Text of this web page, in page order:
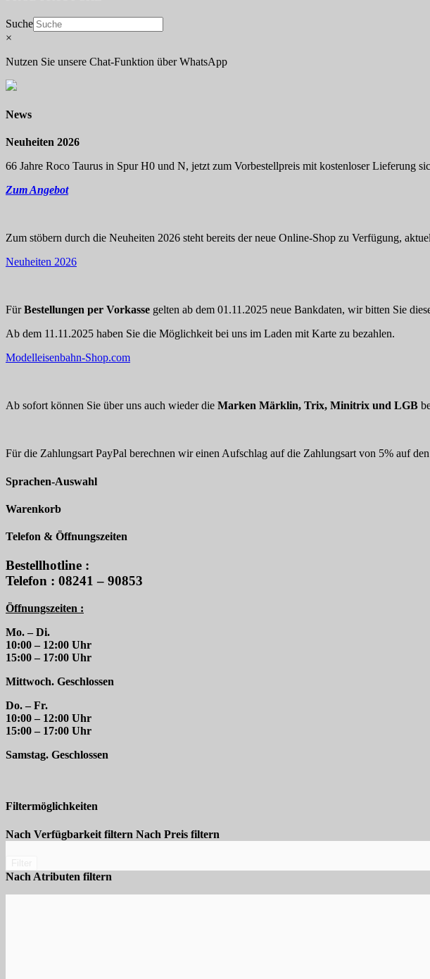
Suche
×
Nutzen Sie unsere Chat-Funktion über WhatsApp
News
Neuheiten 2026
66 Jahre Roco Taurus in Spur H0 und N, jetzt zum Vorbestellpreis mit kostenloser Lieferung
Zum Angebot
Zum stöbern durch die Neuheiten 2026 steht bereits der neue Online-Shop zu Verfügung,
Neuheiten 2026
FürBestellungen per Vorkasse gelten ab dem 01.11.2025 neue Bankdaten, wir bitten Sie
Ab dem 11.11.2025 haben Sie die Möglichkeit bei uns im Laden mit Karte zu bezahlen.
Modelleisenbahn-Shop.com
Ab sofort können Sie über uns auch wieder die Marken Märklin, Trix, Minitrix und LGB
Für die Zahlungsart PayPal berechnen wir einen Aufschlag auf die Zahlungsart von 5% auf
Sprachen-Auswahl
Warenkorb
Telefon & Öffnungszeiten
Bestellhotline :
Telefon : 08241 – 90853
Öffnungszeiten :
Mo. – Di.
10:00 – 12:00 Uhr
15:00 – 17:00 Uhr
Mittwoch. Geschlossen
Do. – Fr.
10:00 – 12:00 Uhr
15:00 – 17:00 Uhr
Samstag. Geschlossen
Filtermöglichkeiten
Nach Verfügbarkeit filtern Nach Preis filtern
Nach Atributen filtern